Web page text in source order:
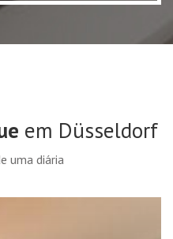
em Düsseldorf
uma diária